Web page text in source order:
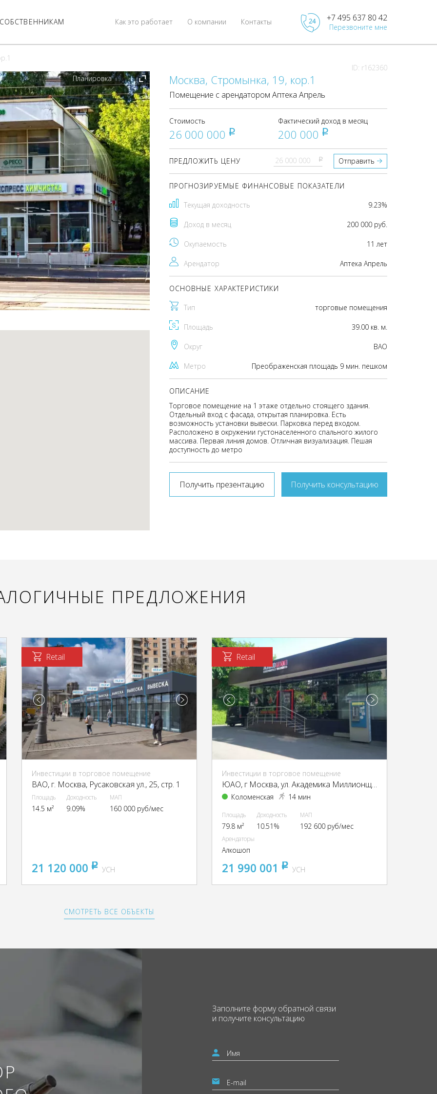
Контакты
О компании
Как это работает +7 495 637 80 42
Перезвоните мне
ID: r162360
Планировка
Москва, Стромынка, 19, кор.1
Помещение с арендатором Аптека Апрель
Стоимость
26 000 000 pуб
Фактический доход в месяц
200 000 pуб
ПРЕДЛОЖИТЬ ЦЕНУ pуб Отправить
ПРОГНОЗИРУЕМЫЕ ФИНАНСОВЫЕ ПОКАЗАТЕЛИ
Текущая доходность 9.23%
Доход в месяц 200 000 руб.
Окупаемость 11 лет
Арендатор Аптека Апрель
ОСНОВНЫЕ ХАРАКТЕРИСТИКИ
Тип торговые помещения
Площадь 39.00 кв. м.
Округ ВАО
Метро Преображенская площадь 9 мин. пешком
ОПИСАНИЕ
Торговое помещение на 1 этаже отдельно стоящего здания.
Отдельный вход с фасада, открытая планировка. Есть
возможность установки вывески. Парковка перед входом.
Расположено в окружении густонаселенного спального жилого
массива. Первая линия домов. Отличная визуализация. Пешая
доступность до метро
Получить презентацию Получить консультацию
ПРЕДЛОЖЕНИЯ
Retail
Инвестиции в торговое помещение
ВАО, г. Москва, Русаковская ул., 25, стр. 1
Площадь
14.5 м²
Доходность
9.09%
МАП
160 000 руб/мес
21 120 000 pуб
УСН
Retail
Инвестиции в торговое помещение
ЮАО, г Москва, ул. Академика Миллионщикова, д. 19
Коломенская 14 мин
Площадь
79.8 м²
Доходность
10.51%
МАП
192 600 руб/мес
Арендаторы
Алкошоп
21 990 001 pуб
УСН
СМОТРЕТЬ ВСЕ ОБЪЕКТЫ
Заполните формуобратной связи
и получите консультацию